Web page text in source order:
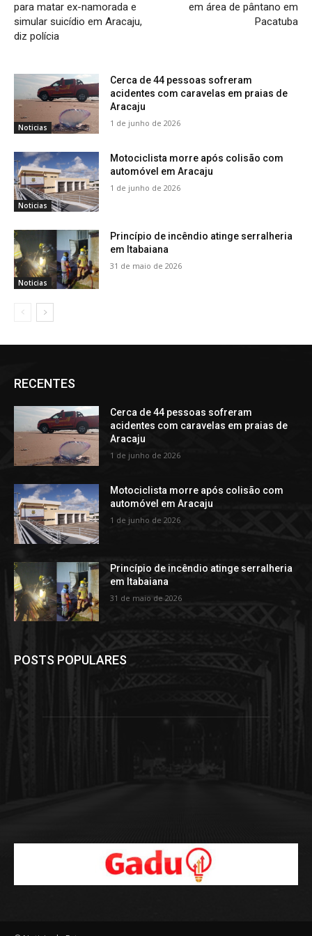
para matar ex-namorada e
simular suicídio em Aracaju,
diz polícia
em área de pântano em
Pacatuba
Noticias
Cerca de 44 pessoas sofreram
acidentes com caravelas em praias de
Aracaju
1 de junho de 2026
Noticias
Motociclista morre após colisão com
automóvel em Aracaju
1 de junho de 2026
Noticias
Princípio de incêndio atinge serralheria
em Itabaiana
31 de maio de 2026
RECENTES
Cerca de 44 pessoas sofreram
acidentes com caravelas em praias de
Aracaju
1 de junho de 2026
Motociclista morre após colisão com
automóvel em Aracaju
1 de junho de 2026
Princípio de incêndio atinge serralheria
em Itabaiana
31 de maio de 2026
POSTS POPULARES